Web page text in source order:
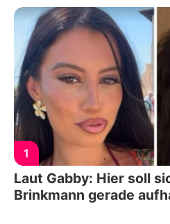
1
Laut Gabby: Hier soll
Brinkmann gerade